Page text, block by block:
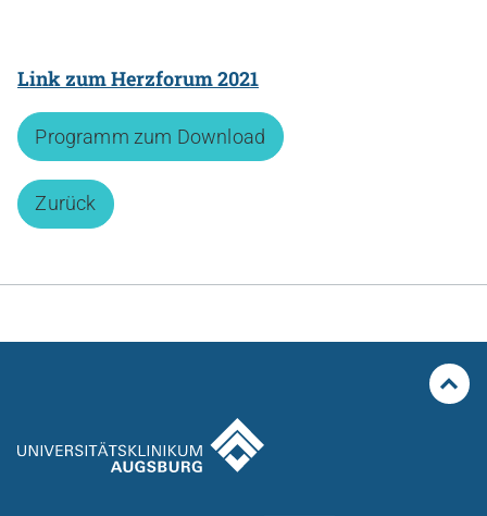
Link zum Herzforum 2021
Programm zum Download
Zurück